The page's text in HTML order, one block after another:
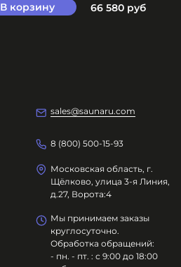
В корзину 66 580 руб
sales@saunaru.com
8 (800) 500-15-93
Московская область, г.
Щёлково, улица 3-я Линия,
д.27, Ворота:4
Мы принимаем заказы
круглосуточно.
Обработка обращений:
- пн. - пт. : с 9:00 до 18:00